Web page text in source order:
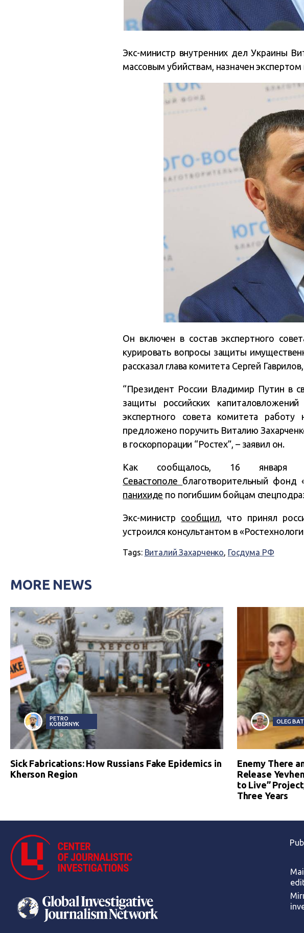
Экс-министр внутренних дел Украины
массовым убийствам, назначен
Он включен в состав экспертного
курировать вопросы защиты
рассказал глава комитета Сергей
“Президент России Владимир Путин в
защиты российских
экспертного совета комитета
предложено поручить Виталию
в госкорпорации “Ростех”, – заявил он.
Как сообщалось, 16 января
Севастополе благотворительный
панихиде по погибшим бойцам
Экс-министр сообщил , что принял
устроился консультантом в
Tags: Виталий Захарченко, Госдума РФ
MORE NEWS
PETRO
KOBERNYK
Sick Fabrications: How Russians Fake Epidemics in
Kherson Region
OLEG
Enemy There
Release
to Live”
Three Years